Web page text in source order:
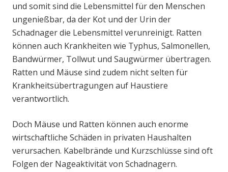
und somit sind die Lebensmittel für den Menschen
ungenießbar, da der Kot und der Urin der
Schadnager die Lebensmittel verunreinigt. Ratten
können auch Krankheiten wie Typhus, Salmonellen,
Bandwürmer, Tollwut und Saugwürmer übertragen.
Ratten und Mäuse sind zudem nicht selten für
Krankheitsübertragungen auf Haustiere
verantwortlich.
Doch Mäuse und Ratten können auch enorme
wirtschaftliche Schäden in privaten Haushalten
verursachen. Kabelbrände und Kurzschlüsse sind oft
Folgen der Nageaktivität von Schadnagern.